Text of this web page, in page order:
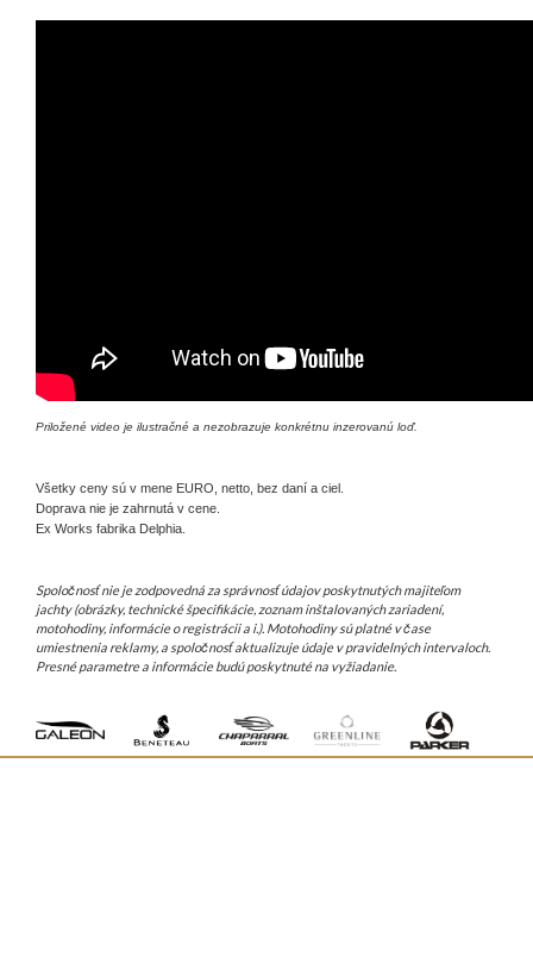
Priložené video je ilustračné a nezobrazuje konkrétnu inzerovanú loď.
Všetky ceny sú v mene EURO, netto, bez daní a ciel.
Doprava nie je zahrnutá v cene.
Ex Works fabrika Delphia.
Spoločnosť nie je zodpovedná za správnosť údajov poskytnutých majiteľom
jachty (obrázky, technické špecifikácie, zoznam inštalovaných zariadení,
motohodiny, informácie o registrácii a i.). Motohodiny sú platné v čase
umiestnenia reklamy, a spoločnosť aktualizuje údaje v pravidelných intervaloch.
Presné parametre a informácie budú poskytnuté na vyžiadanie.